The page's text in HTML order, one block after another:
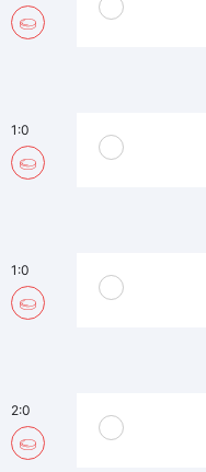
1:0
1:0
2:0